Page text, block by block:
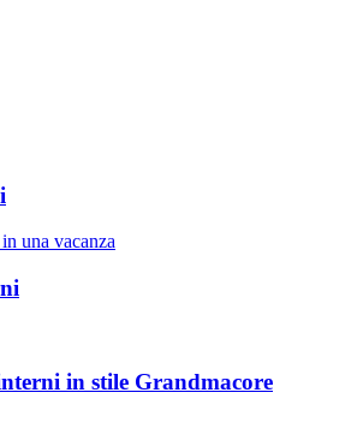
una vacanza
in stile Grandmacore